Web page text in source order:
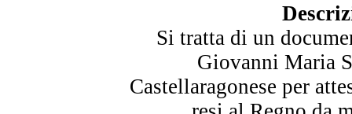
Si tratta di un
Giovanni Maria
Castellaragonese per